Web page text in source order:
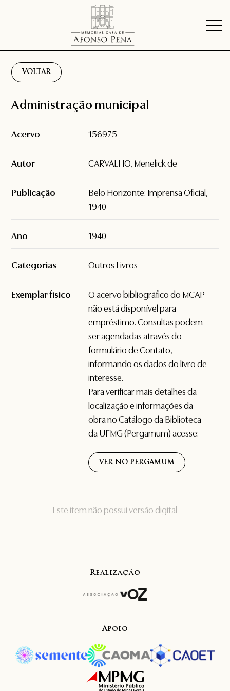
VOLTAR
Este item não possui versão digital
Administração municipal
Acervo 156975
Autor CARVALHO, Menelick de
Publicação
Belo Horizonte: Imprensa Oficial,
1940
Ano 1940
Categorias Outros Livros
Exemplar físico
O acervo bibliográfico do MCAP
não está disponível para
empréstimo. Consultas podem
ser agendadas através do
formulário deContato,
informando os dados do livro de
interesse.
Para verificar mais detalhes da
localização e informações da
obra no Catálogo da Biblioteca
da UFMG (Pergamum) acesse:
VER NO PERGAMUM
Realização
Apoio